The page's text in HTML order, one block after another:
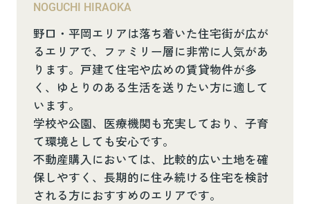
NOGUCHI HIRAOKA
野口・平岡エリアは落ち着いた住宅街が広が
るエリアで、ファミリー層に非常に人気があ
ります。戸建て住宅や広めの賃貸物件が多
く、ゆとりのある生活を送りたい方に適して
います。
学校や公園、医療機関も充実しており、子育
て環境としても安心です。
不動産購入においては、比較的広い土地を確
保しやすく、長期的に住み続ける住宅を検討
される方におすすめのエリアです。